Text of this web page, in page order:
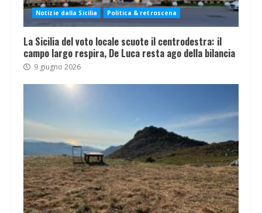
Notizie dalla Sicilia Politica & retroscena
La Sicilia del voto locale scuote il centrodestra: il
campo largo respira, De Luca resta ago della bilancia
9 giugno 2026